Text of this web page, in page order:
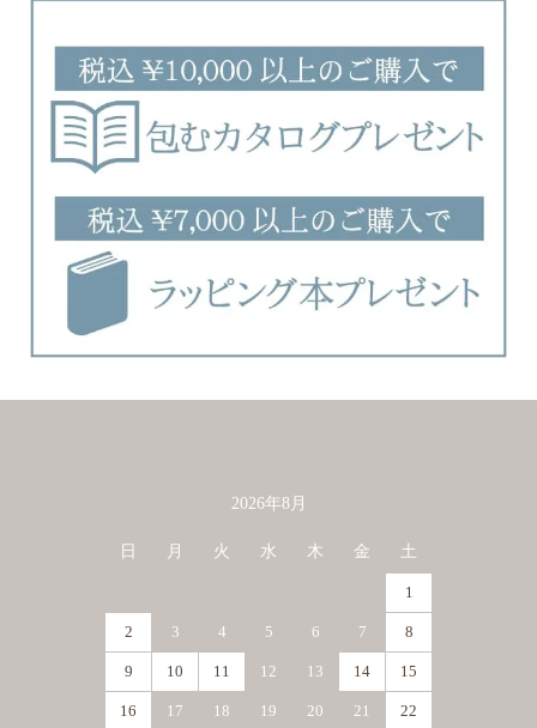
2026年8月
日 月 火 水 木 金 土
1
2 3 4 5 6 7 8
9 10 11 12 13 14 15
16 17 18 19 20 21 22